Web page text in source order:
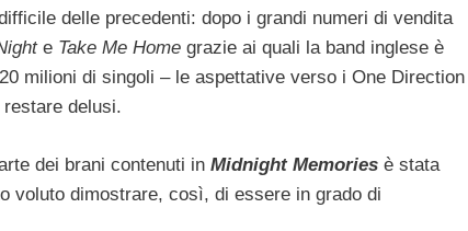
delle precedenti: dopo i grandi numeri di vendita
e Take Me Home grazie ai quali la band inglese è
milioni di singoli – le aspettative verso i One Direction
delusi.
dei brani contenuti in Midnight Memories è stata
voluto dimostrare, così, di essere in grado di